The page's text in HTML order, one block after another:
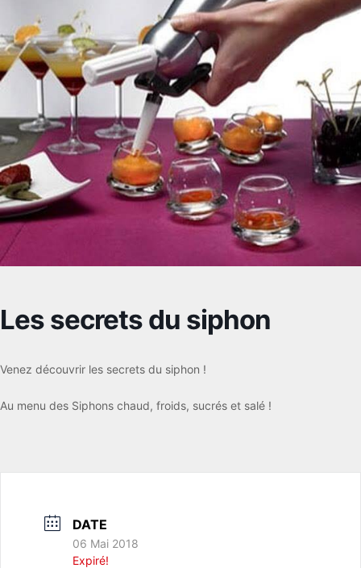
Les secrets du siphon
Venez découvrir les secrets du siphon !
Au menu des Siphons chaud, froids, sucrés et salé !
DATE
06 Mai 2018
Expiré!